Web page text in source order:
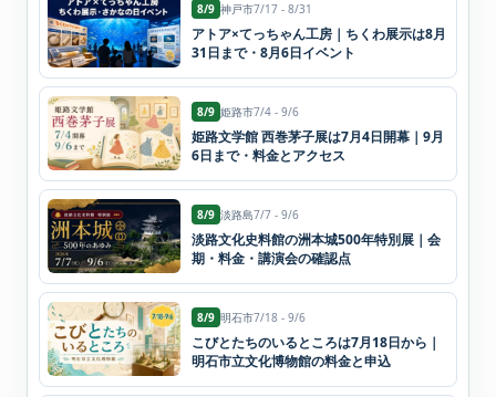
8/9 神戸市7/17 - 8/31
アトア×てっちゃん工房｜ちくわ展示は8月
31日まで・8月6日イベント
8/9 姫路市7/4 - 9/6
姫路文学館 西巻茅子展は7月4日開幕｜9月
6日まで・料金とアクセス
8/9 淡路島7/7 - 9/6
淡路文化史料館の洲本城500年特別展｜会
期・料金・講演会の確認点
8/9 明石市7/18 - 9/6
こびとたちのいるところは7月18日から｜
明石市立文化博物館の料金と申込